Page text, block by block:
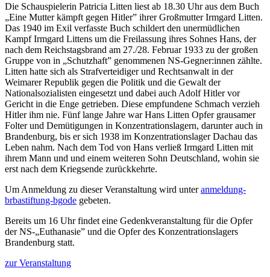
Die Schauspielerin Patricia Litten liest ab 18.30 Uhr aus dem Buch
„Eine Mutter kämpft gegen Hitler” ihrer Großmutter Irmgard Litten.
Das 1940 im Exil verfasste Buch schildert den unermüdlichen
Kampf Irmgard Littens um die Freilassung ihres Sohnes Hans, der
nach dem Reichstagsbrand am 27./28. Februar 1933 zu der großen
Gruppe von in „Schutzhaft” genommenen NS-Gegner:innen zählte.
Litten hatte sich als Strafverteidiger und Rechtsanwalt in der
Weimarer Republik gegen die Politik und die Gewalt der
Nationalsozialisten eingesetzt und dabei auch Adolf Hitler vor
Gericht in die Enge getrieben. Diese empfundene Schmach verzieh
Hitler ihm nie. Fünf lange Jahre war Hans Litten Opfer grausamer
Folter und Demütigungen in Konzentrationslagern, darunter auch in
Brandenburg, bis er sich 1938 im Konzentrationslager Dachau das
Leben nahm. Nach dem Tod von Hans verließ Irmgard Litten mit
ihrem Mann und und einem weiteren Sohn Deutschland, wohin sie
erst nach dem Kriegsende zurückkehrte.
Um Anmeldung zu dieser Veranstaltung wird unteranmeldung-
brbastiftung-bgode gebeten.
Bereits um 16 Uhr findet eine Gedenkveranstaltung für die Opfer
der NS-„Euthanasie” und die Opfer des Konzentrationslagers
Brandenburg statt.
zur Veranstaltung